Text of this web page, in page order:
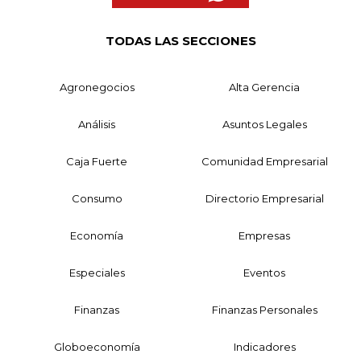
TODAS LAS SECCIONES
Agronegocios Alta Gerencia
Análisis Asuntos Legales
Caja Fuerte Comunidad Empresarial
Consumo Directorio Empresarial
Economía Empresas
Especiales Eventos
Finanzas Finanzas Personales
Globoeconomía Indicadores